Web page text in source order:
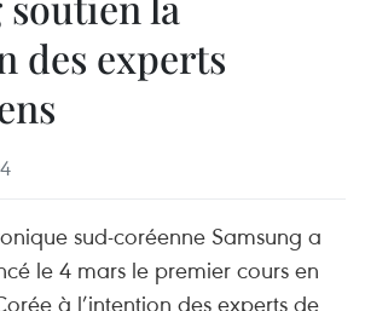
des experts
sud-coréenne Samsung a
le 4 mars le premier cours en
à l’intention des experts de